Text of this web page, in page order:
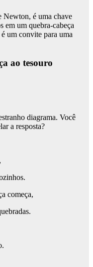
Newton, é uma chave
em um quebra-cabeça
um convite para uma
ao tesouro
diagrama. Você
a resposta?
começa,